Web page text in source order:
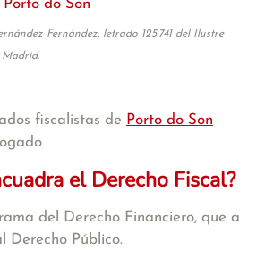
Porto do Son
Fernández, letrado 125.741 del Ilustre
Madrid.
fiscalistas de Porto do Son
el Derecho Fiscal?
del Derecho Financiero, que a
Derecho Público.